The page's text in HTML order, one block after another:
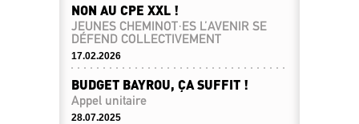
NON AU CPE XXL !
JEUNES CHEMINOT·ES L’AVENIR SE
DÉFEND COLLECTIVEMENT
17.02.2026
BUDGET BAYROU, ÇA SUFFIT !
Appel unitaire
28.07.2025